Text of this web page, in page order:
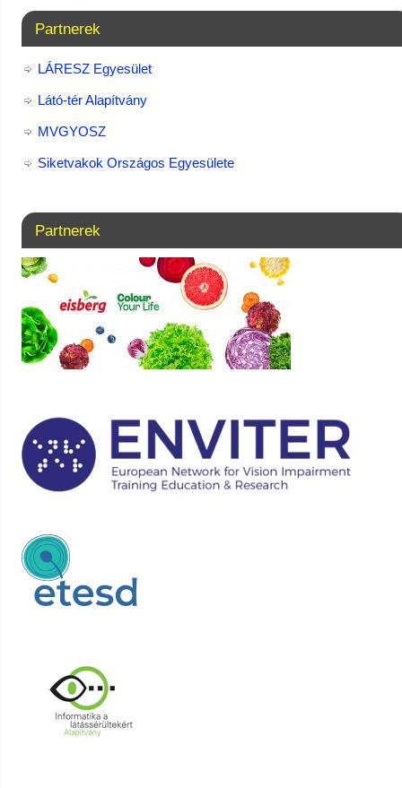
Partnerek
LÁRESZ Egyesület
Látó-tér Alapítvány
MVGYOSZ
Siketvakok Országos Egyesülete
Partnerek